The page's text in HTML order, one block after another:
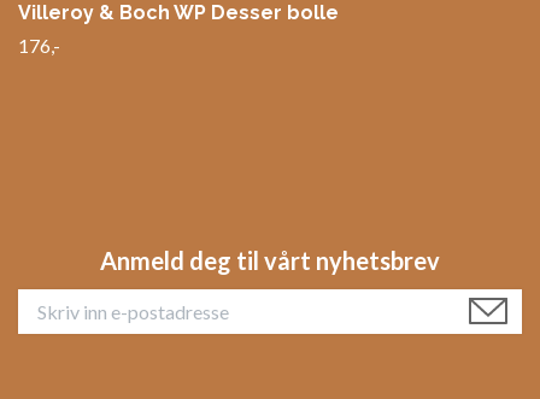
Villeroy & Boch WP Desser bolle
176,-
Anmeld deg til vårt nyhetsbrev